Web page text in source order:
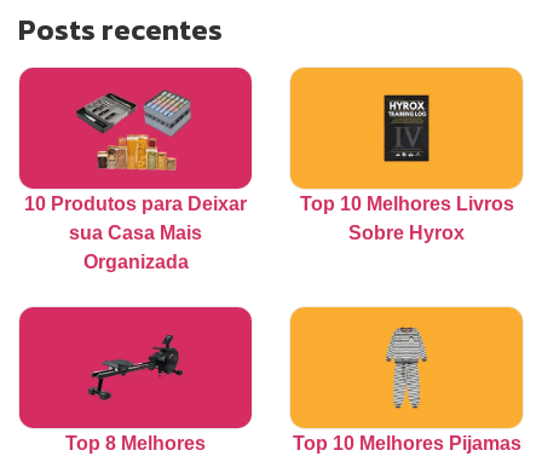
Posts recentes
10 Produtos para Deixar
sua Casa Mais
Organizada
Top 10 Melhores Livros
Sobre Hyrox
Top 8 Melhores
Top 10 Melhores Pijamas